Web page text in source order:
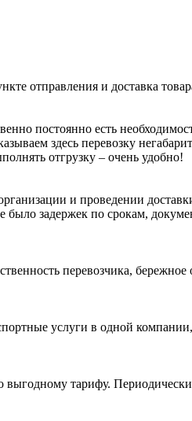
отправления и доставка
постоянно есть
здесь перевозку
отгрузку – очень удобно!
и проведении
было задержек по срокам,
перевозчика, бережное
услуги в одной
тарифу. Периодически